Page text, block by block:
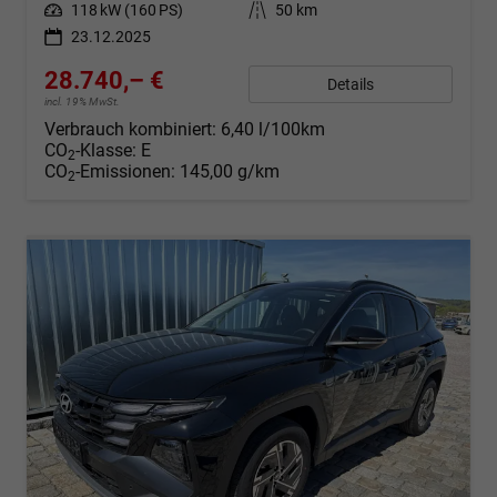
Leistung 118 kW (160 PS) Kilometerstand
50 km
23.12.2025
28.740,– €
incl. 19% MwSt.
Details
Verbrauch kombiniert: 6,40 l/100km
CO2-Klasse: E
CO2-Emissionen: 145,00 g/km